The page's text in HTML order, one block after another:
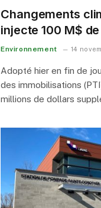
Changements
injecte 100 M$
Environnement 14
Adopté hier en fin de
des immobilisations
millions de dollars